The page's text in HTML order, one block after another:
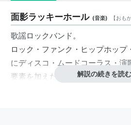
面影ラッキーホール (音楽) 【おも
歌謡ロックバンド。
ロック・ファンク・ヒップホップ
にディスコ・ムードコーラス・演
要素を加えたメロディと、男女の
解説の続きを読む